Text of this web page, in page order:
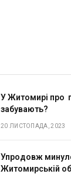
У Житомирі про
забувають?
20 ЛИСТОПАДА, 2023
Упродовж
Житомирській